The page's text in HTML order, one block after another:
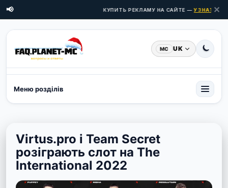
📢 КУПИТЬ РЕКЛАМУ НА САЙТЕ —УЗНАТЬ✕
MC UK
Меню розділів
Virtus.pro і Team Secret
розіграють слот на The
International 2022